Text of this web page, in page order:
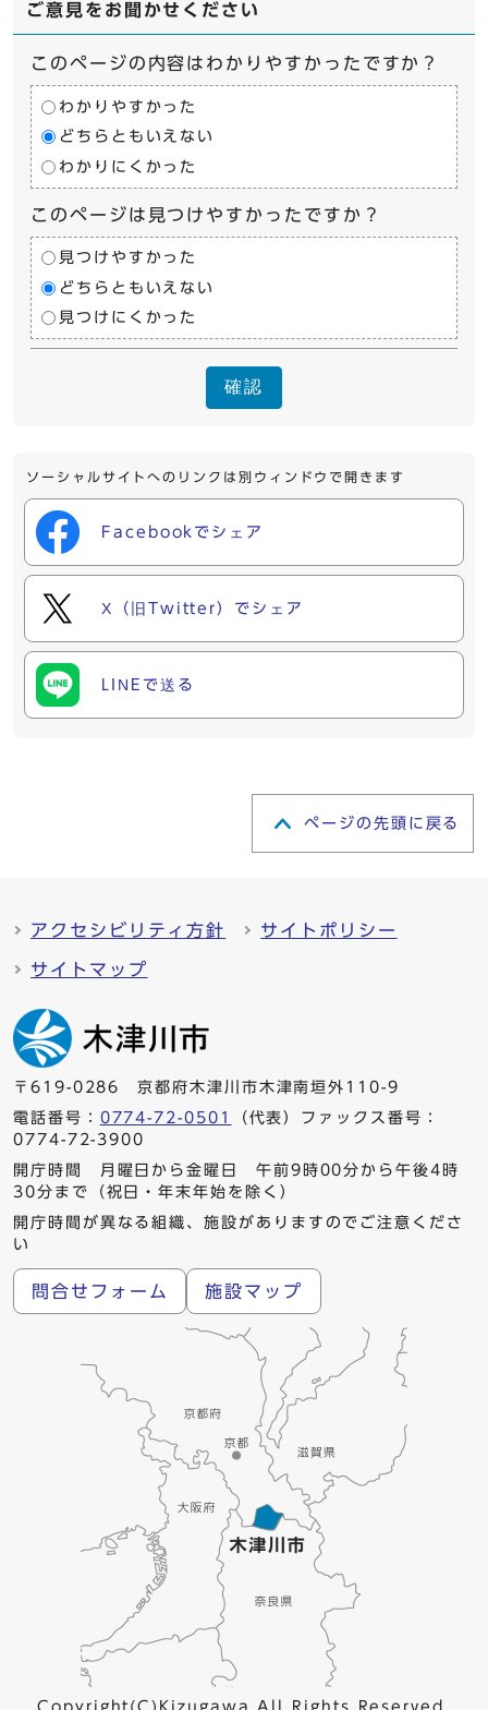
ご意見をお聞かせください
このページの内容はわかりやすかったですか？
わかりやすかった
どちらともいえない
わかりにくかった
このページは見つけやすかったですか？
見つけやすかった
どちらともいえない
見つけにくかった
確認
ソーシャルサイトへのリンクは別ウィンドウで開きます
Facebookでシェア
X（旧Twitter）でシェア
LINEで送る
ページの先頭に戻る
アクセシビリティ方針 サイトポリシー
サイトマップ
〒619-0286 京都府木津川市木津南垣外110-9
電話番号： 0774-72-0501
（代表）ファックス番号：
0774-72-3900
開庁時間 月曜日から金曜日 午前9時00分から午後4時
30分まで（祝日・年末年始を除く）
開庁時間が異なる組織、施設がありますのでご注意くださ
い
問合せフォーム 施設マップ